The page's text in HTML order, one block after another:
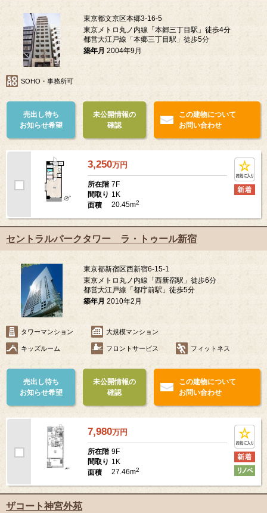
東京都文京区本郷3-16-5
東京メトロ丸ノ内線「本郷三丁目駅」徒歩4分
都営大江戸線「本郷三丁目駅」徒歩5分
築年月 2004年9月
SOHO・事務所可
売出し待ち
お知らせ希望
未公開情報の
確認
この建物について
お問い合わせ
3,250万円
所在階 7F
間取り 1K
面積
20.45m2
セントラルパークタワー ラ・トゥール新宿
東京都新宿区西新宿6-15-1
東京メトロ丸ノ内線「西新宿駅」徒歩6分
都営大江戸線「都庁前駅」徒歩5分
築年月 2010年2月
タワーマンション 大規模マンション
キッズルーム フロントサービス フィットネス
売出し待ち
お知らせ希望
未公開情報の
確認
この建物について
お問い合わせ
7,980万円
所在階 9F
間取り 1K
面積
27.46m2
ザコート神宮外苑